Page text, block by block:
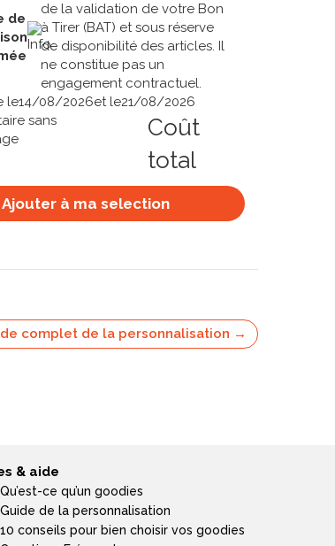
de
de la validation de votre Bon
à Tirer (BAT) et sous réserve
de disponibilité des articles. Il
ne constitue pas un
engagement contractuel.
le14/08/2026et le21/08/2026
sans
Coût
total
Ajouter à ma selection
complet de la personnalisation →
& aide
Qu’est-ce qu’un goodies
Guide de la personnalisation
10 conseils pour bien choisir vos goodies